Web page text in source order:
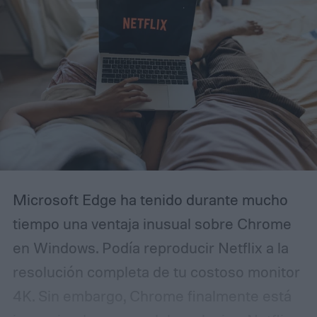
Microsoft Edge ha tenido durante mucho
tiempo una ventaja inusual sobre Chrome
en Windows. Podía reproducir Netflix a la
resolución completa de tu costoso monitor